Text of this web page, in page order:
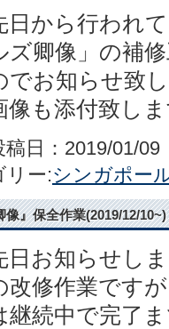
日から行われ
ズ卿像」の補
でお知らせ致
像も添付致し
稿日：2019/01/
リー:シンガポー
』保全作業(2019/12/10~)
日お知らせし
改修作業です
継続中で完了